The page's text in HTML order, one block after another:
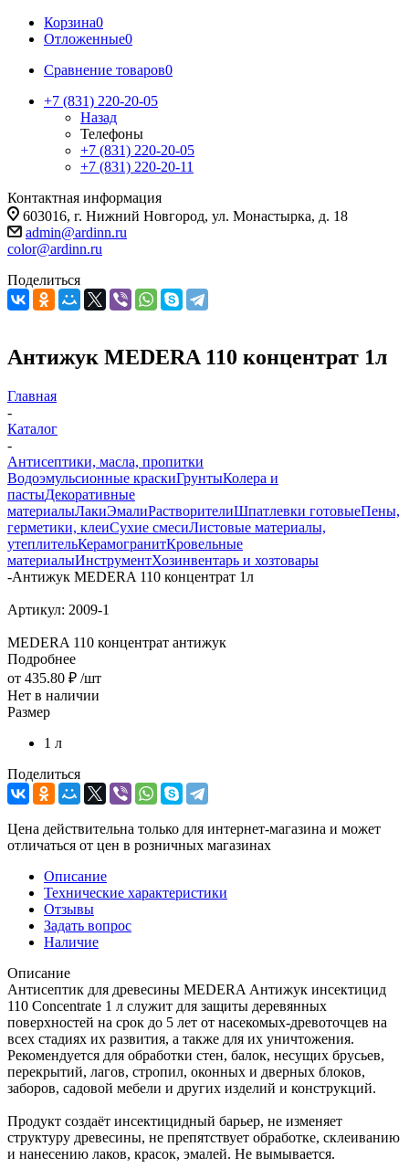
Корзина0
Отложенные0
Сравнение товаров0
+7 (831) 220-20-05
Назад
Телефоны
+7 (831) 220-20-05
+7 (831) 220-20-11
Контактная информация
603016, г. Нижний Новгород, ул. Монастырка, д. 18
admin@ardinn.ru
color@ardinn.ru
Поделиться
Антижук MEDERA 110 концентрат 1л
Главная
-
Каталог
-
Антисептики, масла, пропитки
Водоэмульсионные краскиГрунтыКолера и
пастыДекоративные
материалыЛакиЭмалиРастворителиШпатлевки готовыеПены,
герметики, клеиСухие смесиЛистовые материалы,
утеплительКерамогранитКровельные
материалыИнструментХозинвентарь и хозтовары
-Антижук MEDERA 110 концентрат 1л
Артикул: 2009-1
MEDERA 110 концентрат антижук
Подробнее
от 435.80 ₽ /шт
Нет в наличии
Размер
1 л
Поделиться
Цена действительна только для интернет-магазина и может
отличаться от цен в розничных магазинах
Описание
Технические характеристики
Отзывы
Задать вопрос
Наличие
Описание
Антисептик для древесины MEDERA Антижук инсектицид
110 Concentrate 1 л служит для защиты деревянных
поверхностей на срок до 5 лет от насекомых-древоточцев на
всех стадиях их развития, а также для их уничтожения.
Рекомендуется для обработки стен, балок, несущих брусьев,
перекрытий, лагов, стропил, оконных и дверных блоков,
заборов, садовой мебели и других изделий и конструкций.
Продукт создаёт инсектицидный барьер, не изменяет
структуру древесины, не препятствует обработке, склеиванию
и нанесению лаков, красок, эмалей. Не вымывается.